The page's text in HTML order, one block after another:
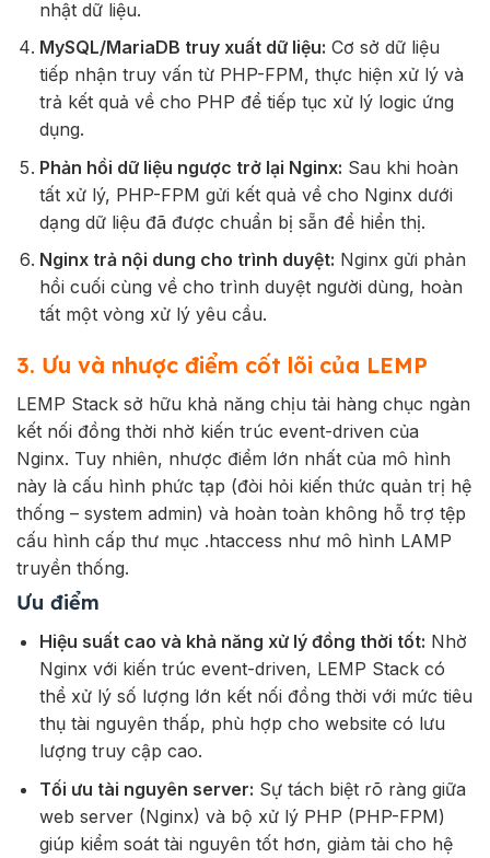
nhật dữ liệu.
MySQL/MariaDB truy xuất dữ liệu: Cơ sở dữ liệu
tiếp nhận truy vấn từ PHP-FPM, thực hiện xử lý và
trả kết quả về cho PHP để tiếp tục xử lý logic ứng
dụng.
Phản hồi dữ liệu ngược trở lại Nginx: Sau khi hoàn
tất xử lý, PHP-FPM gửi kết quả về cho Nginx dưới
dạng dữ liệu đã được chuẩn bị sẵn để hiển thị.
Nginx trả nội dung cho trình duyệt: Nginx gửi phản
hồi cuối cùng về cho trình duyệt người dùng, hoàn
tất một vòng xử lý yêu cầu.
3. Ưu và nhược điểm cốt lõi của LEMP
LEMP Stack sở hữu khả năng chịu tải hàng chục ngàn
kết nối đồng thời nhờ kiến trúc event-driven của
Nginx. Tuy nhiên, nhược điểm lớn nhất của mô hình
này là cấu hình phức tạp (đòi hỏi kiến thức quản trị hệ
thống – system admin) và hoàn toàn không hỗ trợ tệp
cấu hình cấp thư mục .htaccess như mô hình LAMP
truyền thống.
Ưu điểm
Hiệu suất cao và khả năng xử lý đồng thời tốt: Nhờ
Nginx với kiến trúc event-driven, LEMP Stack có
thể xử lý số lượng lớn kết nối đồng thời với mức tiêu
thụ tài nguyên thấp, phù hợp cho website có lưu
lượng truy cập cao.
Tối ưu tài nguyên server: Sự tách biệt rõ ràng giữa
web server (Nginx) và bộ xử lý PHP (PHP-FPM)
giúp kiểm soát tài nguyên tốt hơn, giảm tải cho hệ